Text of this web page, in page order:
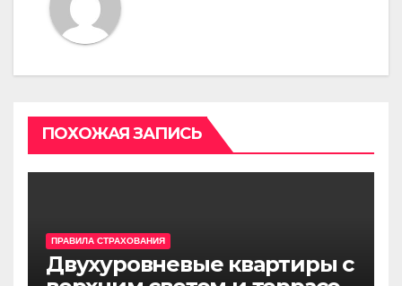
ПОХОЖАЯ ЗАПИСЬ
ПРАВИЛА СТРАХОВАНИЯ
Двухуровневые квартиры с